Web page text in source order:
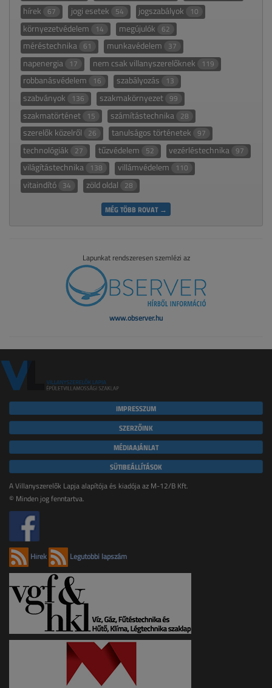
hírek 67 jogi esetek 54 jogszabályok 10
környezetvédelem 14 megújulók 62
méréstechnika 61 munkavédelem 37
napenergia 17 nem csak villanyszerelőknek 119
robbanásvédelem 16 szabályozás 13
szabványok 136 szakmakörnyezet 99
szakmatörténet 15 számítástechnika 28
szerelők közelről 26 tanulságos történetek 97
technológiák 27 tűzvédelem 52 vezérléstechnika 97
világítástechnika 138 villámvédelem 110
vitaindító 34 zöld oldal 28
MÉG TÖBB ROVAT →
Lapunkat rendszeresen szemlézi az
www.observer.hu
IMPRESSZUM
SZERZŐINK
MÉDIAAJÁNLAT
SÜTIBEÁLLÍTÁSOK
A Villanyszerelők Lapja alapítója és kiadója az M-12/B Kft.
© Minden jog fenntartva.
Hírek Legutóbbi lapszám